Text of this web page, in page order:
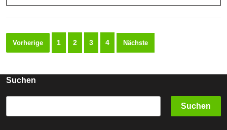
Seitennummerierung
der
Vorherige 1 2 3 4 Nächste
Suchen
Suchen